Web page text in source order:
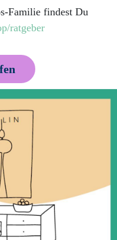
Familie findest Du
ratgeber